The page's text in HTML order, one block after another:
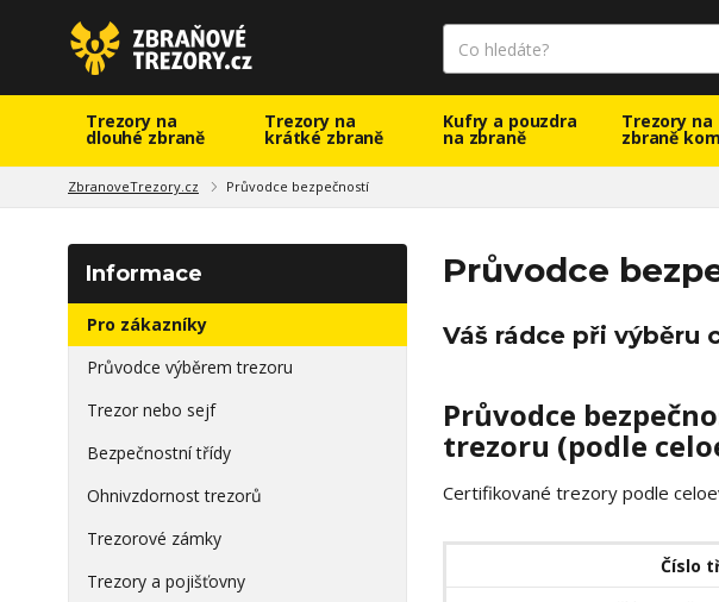
Trezory na
dlouhé zbraně
Trezory na
krátké zbraně
Kufry a pouzdra
na zbraně
Trezory na
zbraně
ZbranoveTrezory.cz Průvodce bezpečností
Informace
Pro zákazníky
Průvodce výběrem trezoru
Trezor nebo sejf
Bezpečnostní třídy
Ohnivzdornost trezorů
Trezorové zámky
Trezory a pojišťovny
Průvodce
Váš rádce při výběru
Průvodce
trezoru (podle
Certifikované trezory podle
Číslo